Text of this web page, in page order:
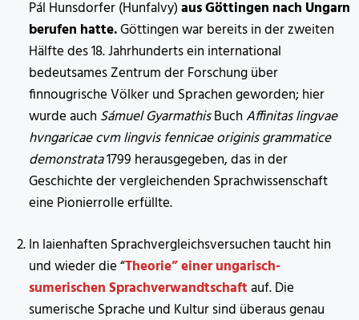
Pál Hunsdorfer (Hunfalvy)aus Göttingen nach Ungarn
berufen hatte.Göttingen war bereits in der zweiten
Hälfte des 18. Jahrhunderts ein international
bedeutsames Zentrum der Forschung über
finnougrische Völker und Sprachen geworden; hier
wurde auch Sámuel GyarmathisBuchAffinitas lingvae
hvngaricae cvm lingvis fennicae originis grammatice
demonstrata1799 herausgegeben, das in der
Geschichte der vergleichenden Sprachwissenschaft
eine Pionierrolle erfüllte.
In laienhaften Sprachvergleichsversuchen taucht hin
und wieder die “Theorie” einer ungarisch-
sumerischen Sprachverwandtschaftauf. Die
sumerische Sprache und Kultur sind überaus genau